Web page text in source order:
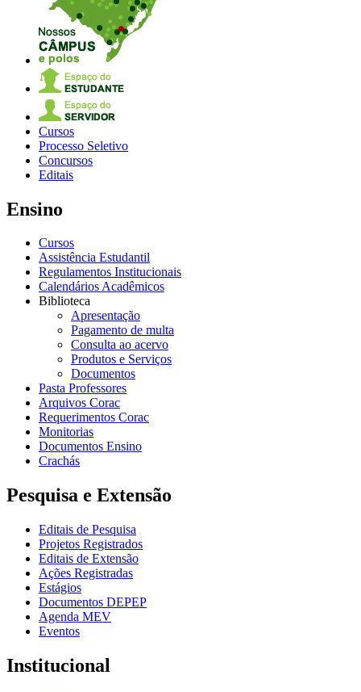
Cursos
Processo Seletivo
Concursos
Editais
Ensino
Cursos
Assistência Estudantil
Regulamentos Institucionais
Calendários Acadêmicos
Biblioteca
Apresentação
Pagamento de multa
Consulta ao acervo
Produtos e Serviços
Documentos
Pasta Professores
Arquivos Corac
Requerimentos Corac
Monitorias
Documentos Ensino
Crachás
Pesquisa e Extensão
Editais de Pesquisa
Projetos Registrados
Editais de Extensão
Ações Registradas
Estágios
Documentos DEPEP
Agenda MEV
Eventos
Institucional